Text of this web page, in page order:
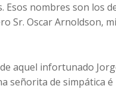
Esos nombres son los
Sr. Oscar Arnoldson,
aquel infortunado
señorita de simpática